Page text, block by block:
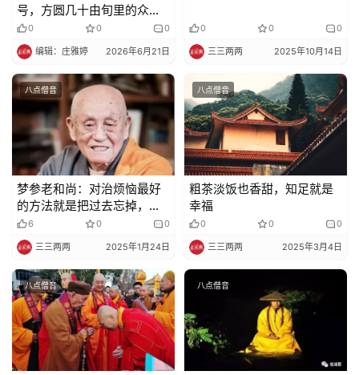
号，方圆几十由旬里的众生
眷属，都能随着你得到善报
0 0 0
编辑：庄雅婷 2026年6月21日
0 0 0
三三两两 2025年10月14日
八点僧音
梦参老和尚：对治烦恼最好
的方法就是把过去忘掉，千
万莫回忆过去
6 0 0
三三两两 2025年1月24日
八点僧音
粗茶淡饭也香甜，知足就是
幸福
0 0 0
三三两两 2025年3月4日
八点僧音 八点僧音